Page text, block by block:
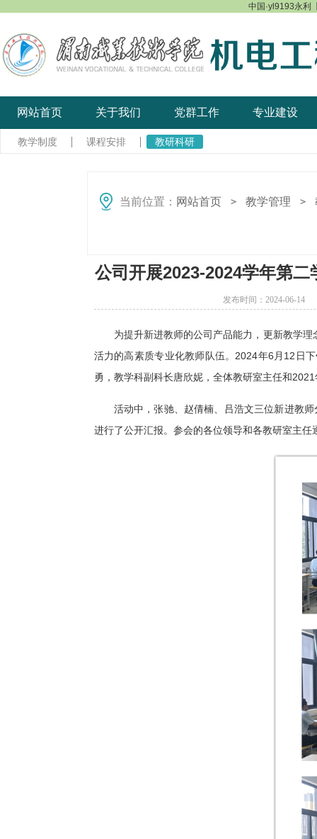
中国·yl9193永利
网站首页 关于我们 党群工作 专业建设
教学制度 课程安排 教研科研
当前位置： 网站首页 ＞ 教学管理 ＞
公司开展2023-2024学年第
发布时间：2024-06-
为提升新进教师的公司产品能力，更新教学
活力的高素质专业化教师队伍。2024年6月12日
勇，教学科副科长唐欣妮，全体教研室主任和
活动中，张驰、赵倩楠、吕浩文三位新进教
进行了公开汇报。参会的各位领导和各教研室主